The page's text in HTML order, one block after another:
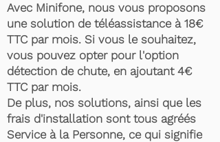
Avec Minifone, nous vous proposons
une solution de téléassistance à 18€
TTC par mois. Si vous le souhaitez,
vous pouvez opter pour l'option
détection de chute, en ajoutant 4€
TTC par mois.
De plus, nos solutions, ainsi que les
frais d'installation sont tous agréés
Service à la Personne, ce qui signifie